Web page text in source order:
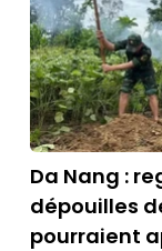
Da Nang :
dépouilles
pourraient